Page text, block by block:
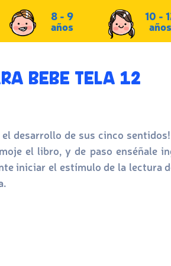
8 - 9
años
10 -
años
BEBE TELA 12
desarrollo de sus cinco
el libro, y de paso enséñale
iniciar el estímulo de la lectura